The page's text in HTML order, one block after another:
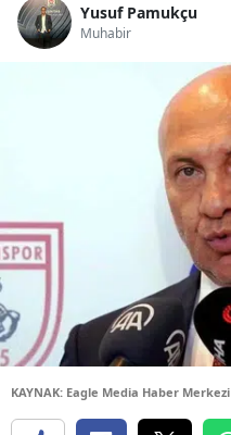
Yusuf Pamukçu
Muhabir
KAYNAK: Eagle Media Haber Merkezi